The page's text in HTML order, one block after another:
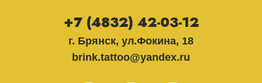
г. Брянск, ул.Фокина, 18
brink.tattoo@yandex.ru
+7 (4832) 42-03-12